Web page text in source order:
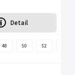
58 60 62
Detail
48 50 52